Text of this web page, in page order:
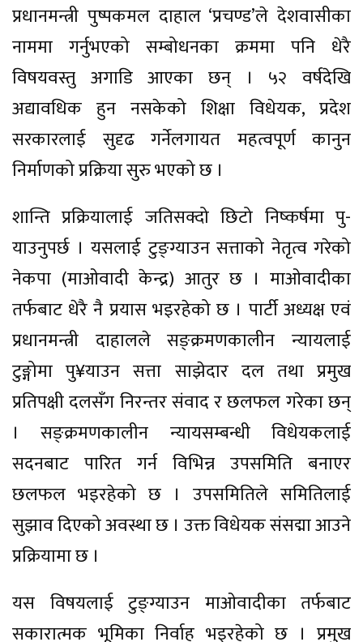
प्रधानमन्त्री पुष्पकमल दाहाल ‘प्रचण्ड’ले देशवासीका
नाममा गर्नुभएको सम्बोधनका क्रममा पनि धेरै
विषयवस्तु अगाडि आएका छन् । ५२ वर्षदेखि
अद्यावधिक हुन नसकेको शिक्षा विधेयक, प्रदेश
सरकारलाई सुदृढ गर्नेलगायत महत्वपूर्ण कानुन
निर्माणको प्रक्रिया सुरु भएको छ ।
शान्ति प्रक्रियालाई जतिसक्दो छिटो निष्कर्षमा पु-
याउनुपर्छ । यसलाई टुङ्ग्याउन सत्ताको नेतृत्व गरेको
नेकपा (माओवादी केन्द्र) आतुर छ । माओवादीका
तर्फबाट धेरै नै प्रयास भइरहेको छ । पार्टी अध्यक्ष एवं
प्रधानमन्त्री दाहालले सङ्क्रमणकालीन न्यायलाई
टुङ्गोमा पु¥याउन सत्ता साझेदार दल तथा प्रमुख
प्रतिपक्षी दलसँग निरन्तर संवाद र छलफल गरेका छन्
। सङ्क्रमणकालीन न्यायसम्बन्धी विधेयकलाई
सदनबाट पारित गर्न विभिन्न उपसमिति बनाएर
छलफल भइरहेको छ । उपसमितिले समितिलाई
सुझाव दिएको अवस्था छ । उक्त विधेयक संसद्मा आउने
प्रक्रियामा छ ।
यस विषयलाई टुङ्ग्याउन माओवादीका तर्फबाट
सकारात्मक भूमिका निर्वाह भइरहेको छ । प्रमुख